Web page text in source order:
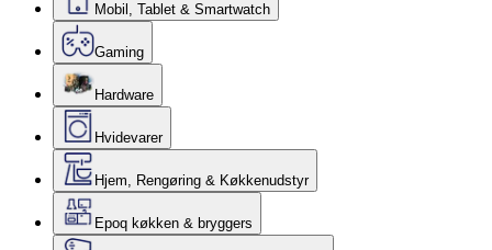
Mobil, Tablet & Smartwatch
Gaming
Hardware
Hvidevarer
Hjem, Rengøring & Køkkenudstyr
Epoq køkken & bryggers